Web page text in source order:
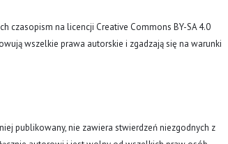
czasopism na licencji Creative Commons BY-SA 4.0
wszelkie prawa autorskie i zgadzają się na warunki
publikowany, nie zawiera stwierdzeń niezgodnych z